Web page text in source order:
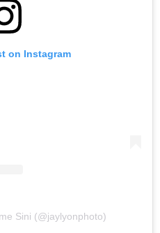
on Instagram
Sini (@jaylyonphoto)